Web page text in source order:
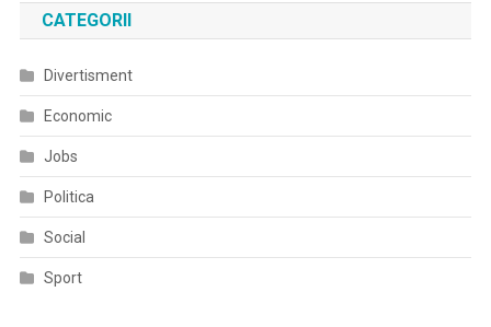
CATEGORII
Divertisment
Economic
Jobs
Politica
Social
Sport